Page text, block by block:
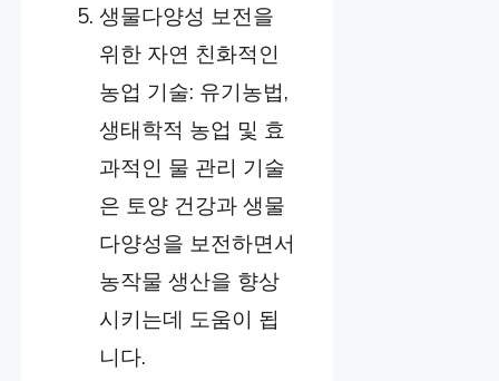
생물다양성 보전을
위한 자연 친화적인
농업 기술: 유기농법,
생태학적 농업 및 효
과적인 물 관리 기술
은 토양 건강과 생물
다양성을 보전하면서
농작물 생산을 향상
시키는데 도움이 됩
니다.